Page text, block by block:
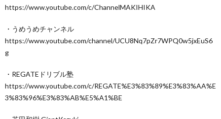
https://www.youtube.com/c/ChannelMAKIHIKA
・うめうめチャンネル
https://www.youtube.com/channel/UCU8Nq7pZr7WPQ0w5jxEuS6
g
・REGATEドリブル塾
https://www.youtube.com/c/REGATE%E3%83%89%E3%83%AA%E
3%83%96%E3%83%AB%E5%A1%BE